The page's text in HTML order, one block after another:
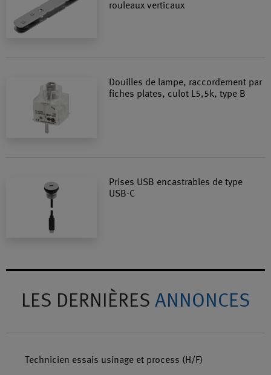
rouleaux verticaux
Douilles de lampe, raccordement par
fiches plates, culot L5,5k, type B
Prises USB encastrables de type
USB-C
LES DERNIÈRES ANNONCES
Technicien essais usinage et process (H/F)